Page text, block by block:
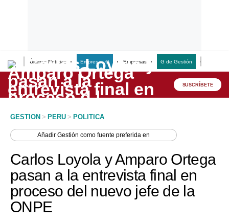
Últimas Noticias Empresas G Empresas G de Gestión
Lo último
Peru Quiosco
Economía
Mercados
Perú
SUSCRÍBETE
GESTION > PERU > POLITICA
AñadirGestión como fuente preferida en
Carlos Loyola y Amparo Ortega
pasan a la entrevista final en
proceso del nuevo jefe de la
ONPE